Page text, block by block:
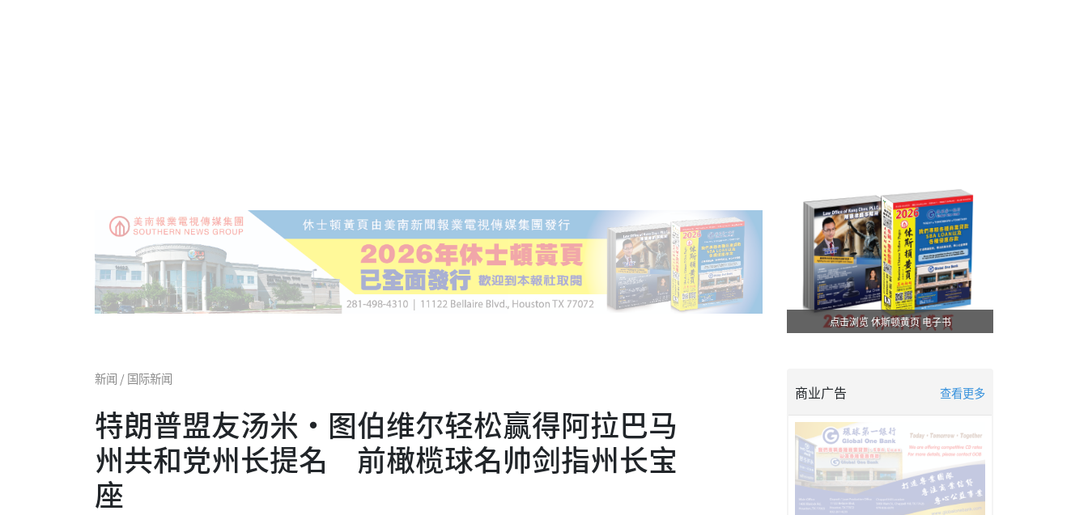
点击浏览 休斯顿黄页 电子书
新闻 / 国际新闻
特朗普盟友汤米·图伯维尔轻松赢得阿拉巴马
州共和党州长提名 前橄榄球名帅剑指州长宝
座
商业广告 查看更多